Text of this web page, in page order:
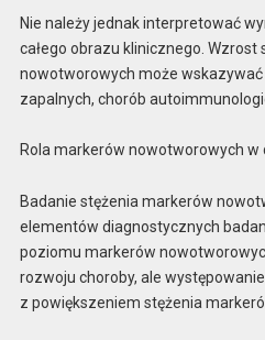
Nie należy jednak interpretować
całego obrazu klinicznego. Wzrost
nowotworowych może
zapalnych, chorób
Rola markerów nowotworowych w
Badanie stężenia markerów
elementów diagnostycznych
poziomu markerów
rozwoju choroby, ale
z powiększeniem stężenia